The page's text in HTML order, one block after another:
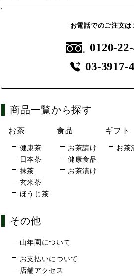
お電話でのご注文は
0120-
03-3917-
商品一覧から探す
お茶
健康茶
日本茶
抹茶
玄米茶
ほうじ茶
食品
お茶請け
健康食品
お茶漬け
ギフト
お茶
その他
山年園について
お支払いについて
店舗アクセス